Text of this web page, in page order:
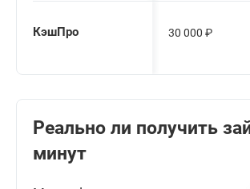
КэшПро 30 000 ₽
Реально ли получить
минут